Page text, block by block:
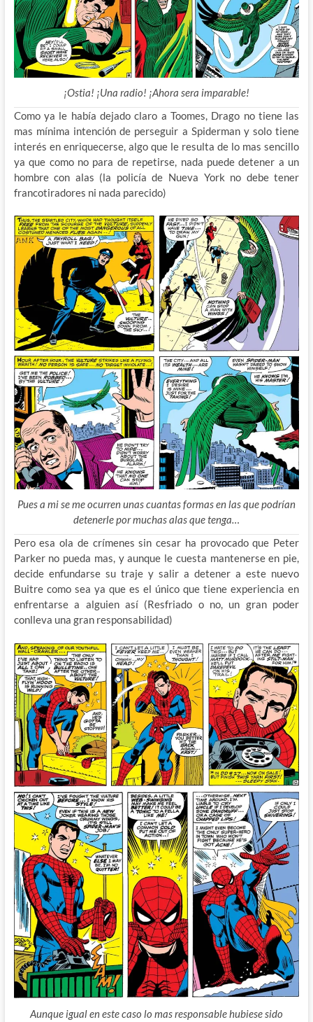
¡Ostia! ¡Una radio! ¡Ahora sera imparable!
Como ya le había dejado claro a Toomes, Drago no tiene las
mas mínima intención de perseguir a Spiderman y solo tiene
interés en enriquecerse, algo que le resulta de lo mas sencillo
ya que como no para de repetirse, nada puede detener a un
hombre con alas (la policía de Nueva York no debe tener
francotiradores ni nada parecido)
Pues a mi se me ocurren unas cuantas formas en las que podrían
detenerle por muchas alas que tenga…
Pero esa ola de crímenes sin cesar ha provocado que Peter
Parker no pueda mas, y aunque le cuesta mantenerse en pie,
decide enfundarse su traje y salir a detener a este nuevo
Buitre como sea ya que es el único que tiene experiencia en
enfrentarse a alguien así (Resfriado o no, un gran poder
conlleva una gran responsabilidad)
Aunque igual en este caso lo mas responsable hubiese sido